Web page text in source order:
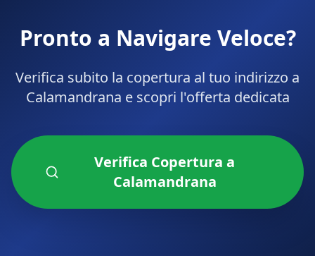
Pronto a Navigare Veloce?
Verifica subito la copertura al tuo indirizzo a
Calamandrana e scopri l'offerta dedicata
Verifica Copertura a
Calamandrana